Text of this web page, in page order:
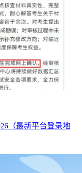
（最新平台登录地